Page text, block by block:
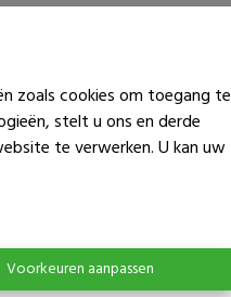
zoals cookies om toegang te
stelt u ons en derde
te verwerken. U kan uw
Voorkeuren aanpassen